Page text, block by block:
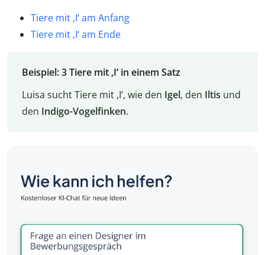
Tiere mit ‚I‘ am Anfang
Tiere mit ‚I‘ am Ende
Beispiel: 3 Tiere mit ‚I‘ in einem Satz
Luisa sucht Tiere mit ‚I‘, wie den Igel, den Iltis und
den Indigo-Vogelfinken.